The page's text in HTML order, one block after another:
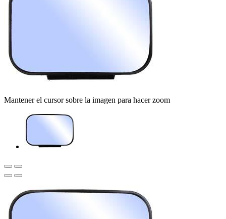
Mantener el cursor sobre la imagen para hacer zoom